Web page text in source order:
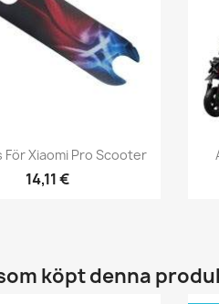
Snabbvy
För Xiaomi Pro Scooter
14,11 €
köpt denna